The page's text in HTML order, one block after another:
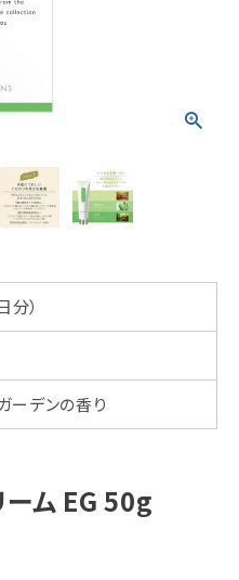
分）
ーデンの香り
ム EG 50g